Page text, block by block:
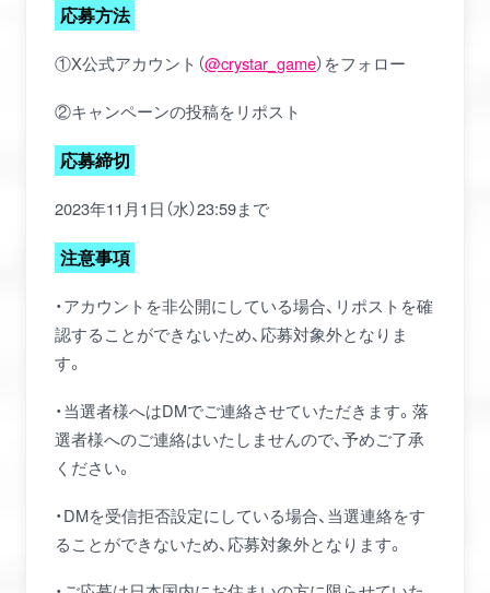
応募方法
①X公式アカウント（@crystar_game）をフォロー
②キャンペーンの投稿をリポスト
応募締切
2023年11月1日（水）23:59まで
注意事項
・アカウントを非公開にしている場合、リポストを確
認することができないため、応募対象外となりま
す。
・当選者様へはDMでご連絡させていただきます。落
選者様へのご連絡はいたしませんので、予めご了承
ください。
・DMを受信拒否設定にしている場合、当選連絡をす
ることができないため、応募対象外となります。